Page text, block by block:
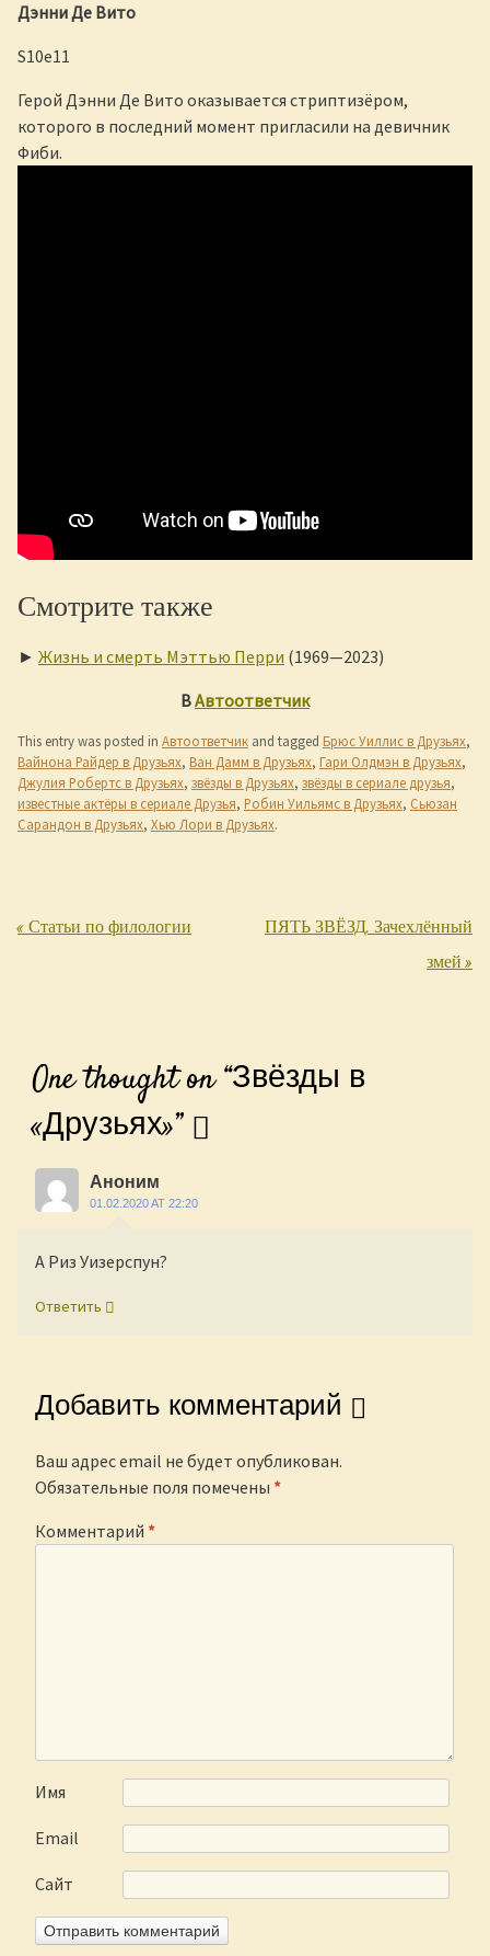
Дэнни Де Вито
S10e11
Герой Дэнни Де Вито оказывается стриптизёром,
которого в последний момент пригласили на девичник
Фиби.
Смотрите также
► Жизнь и смерть Мэттью Перри (1969—2023)
ВАвтоответчик
This entry was posted in Автоответчик and tagged Брюс Уиллис в Друзьях,
Вайнона Райдер в Друзьях, Ван Дамм в Друзьях, Гари Олдмэн в Друзьях,
Джулия Робертс в Друзьях, звёзды в Друзьях, звёзды в сериале друзья,
известные актёры в сериале Друзья, Робин Уильямс в Друзьях, Сьюзан
Сарандон в Друзьях, Хью Лори в Друзьях.
Post navigation
«Статьи по филологии
ПЯТЬ ЗВЁЗД. Зачехлённый
змей»
One thought on “Звёзды в
«Друзьях»”
Аноним
01.02.2020 AT 22:20
А Риз Уизерспун?
Ответить
Добавить комментарий
Ваш адрес email не будет опубликован.
Обязательные поля помечены *
Комментарий *
Имя
Email
Сайт